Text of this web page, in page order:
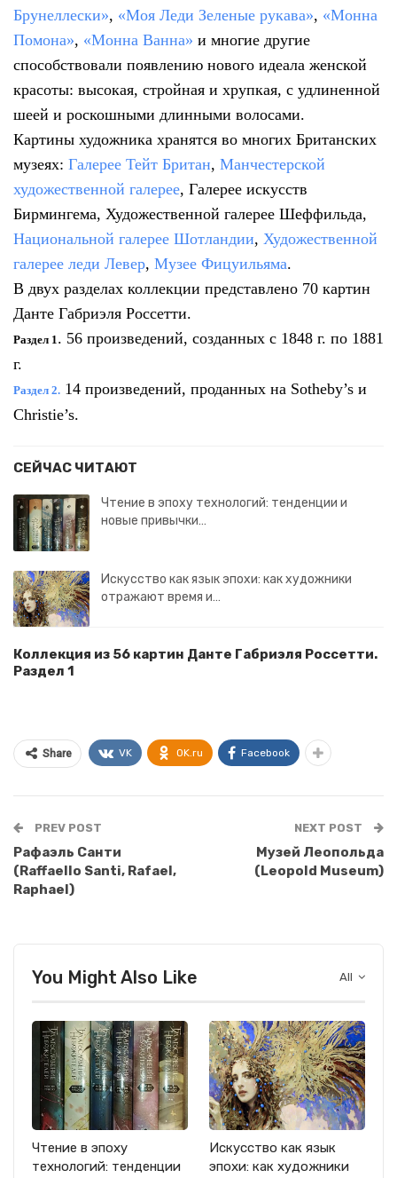
Брунеллески», «Моя Леди Зеленые рукава», «Монна
Помона», «Монна Ванна» и многие другие
способствовали появлению нового идеала женской
красоты: высокая, стройная и хрупкая, с удлиненной
шеей и роскошными длинными волосами.
Картины художника хранятся во многих Британских
музеях: Галерее Тейт Британ, Манчестерской
художественной галерее, Галерее искусств
Бирмингема, Художественной галерее Шеффильда,
Национальной галерее Шотландии, Художественной
галерее леди Левер, Музее Фицуильяма.
В двух разделах коллекции представлено 70 картин
Данте Габриэля Россетти.
Раздел 1. 56 произведений, созданных с 1848 г. по 1881
г.
Раздел 2. 14 произведений, проданных на Sotheby’s и
Christie’s.
СЕЙЧАС ЧИТАЮТ
Чтение в эпоху технологий: тенденции и
новые привычки…
Искусство как язык эпохи: как художники
отражают время и…
Коллекция из 56 картин Данте Габриэля Россетти.
Раздел 1
Share VK OK.ru Facebook
PREV POST
Рафаэль Санти
(Raffaello Santi, Rafael,
Raphael)
NEXT POST
Музей Леопольда
(Leopold Museum)
All
You Might Also Like
Чтение в эпоху
технологий: тенденции
Искусство как язык
эпохи: как художники